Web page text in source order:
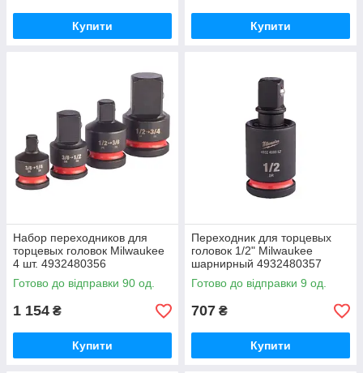
Купити Купити
Набор переходников для
торцевых головок Milwaukee
4 шт. 4932480356
Готово до відправки 90 од.
1 154 ₴
Купити
Переходник для торцевых
головок 1/2" Milwaukee
шарнирный 4932480357
Готово до відправки 9 од.
707 ₴
Купити